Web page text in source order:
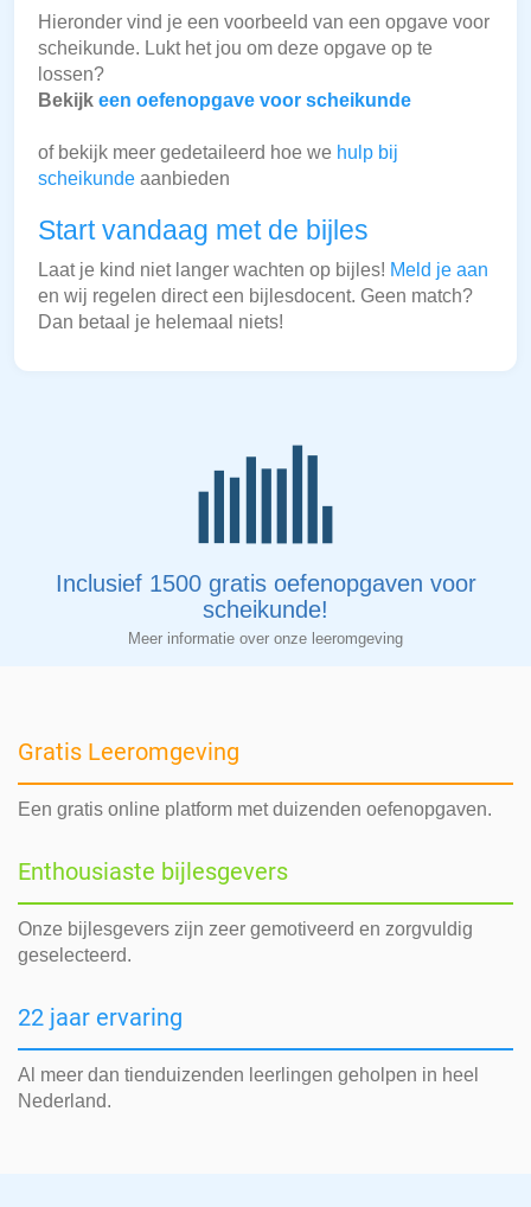
Hieronder vind je een voorbeeld van een opgave voor
scheikunde. Lukt het jou om deze opgave op te
lossen?
Bekijk een oefenopgave voor scheikunde
of bekijk meer gedetaileerd hoe we hulp bij
scheikunde aanbieden
Start vandaag met de bijles
Laat je kind niet langer wachten op bijles! Meld je aan
en wij regelen direct een bijlesdocent. Geen match?
Dan betaal je helemaal niets!
Inclusief 1500 gratis oefenopgaven voor
scheikunde!
Meer informatie over onze leeromgeving
Gratis Leeromgeving
Een gratis online platform met duizenden oefenopgaven.
Enthousiaste bijlesgevers
Onze bijlesgevers zijn zeer gemotiveerd en zorgvuldig
geselecteerd.
22 jaar ervaring
Al meer dan tienduizenden leerlingen geholpen in heel
Nederland.